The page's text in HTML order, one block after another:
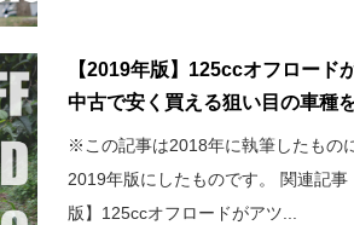
【2019年版】125ccオフロード
中古で安く買える狙い目の車種
※この記事は2018年に執筆したもの
2019年版にしたものです。 関連記事
版】125ccオフロードがアツ...